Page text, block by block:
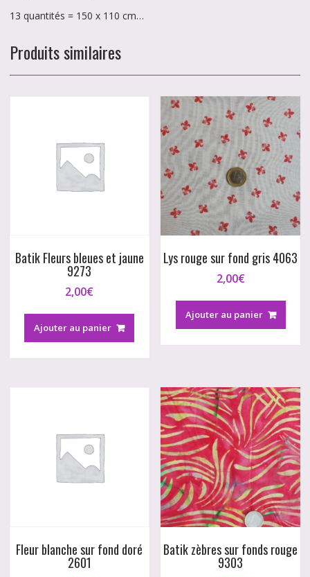
13 quantités = 150 x 110 cm…
Produits similaires
Batik Fleurs bleues et jaune
9273
2,00€
Ajouter au panier
Lys rouge sur fond gris 4063
2,00€
Ajouter au panier
Fleur blanche sur fond doré
2601
Batik zèbres sur fonds rouge
9303